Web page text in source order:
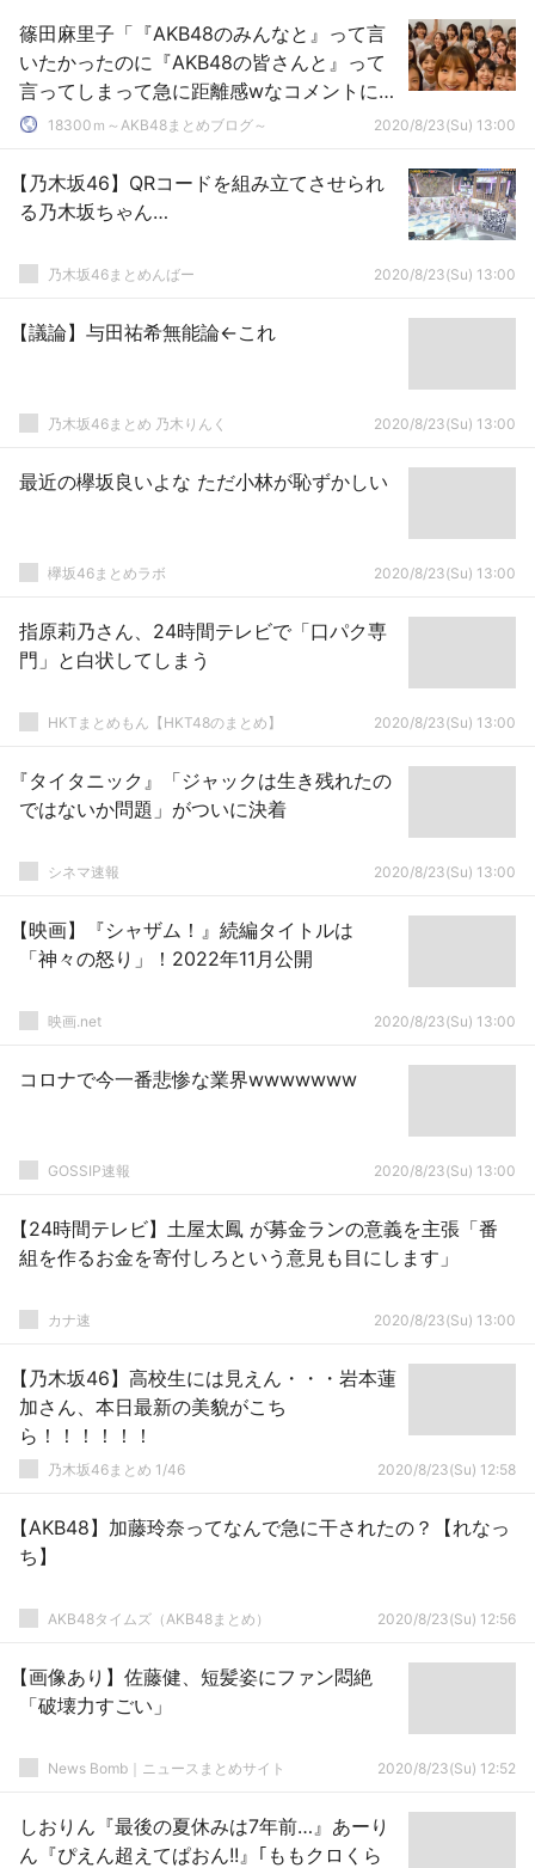
篠田麻里子「『AKB48のみんなと』って言
いたかったのに『AKB48の皆さんと』って
言ってしまって急に距離感wなコメントにな
ってたw」
18300ｍ～AKB48まとめブログ～ 2020/8/23(Su) 13:00
【乃木坂46】QRコードを組み立てさせられ
る乃木坂ちゃん…
乃木坂46まとめんばー 2020/8/23(Su) 13:00
【議論】与田祐希無能論←これ
乃木坂46まとめ 乃木りんく 2020/8/23(Su) 13:00
最近の欅坂良いよな ただ小林が恥ずかしい
欅坂46まとめラボ 2020/8/23(Su) 13:00
指原莉乃さん、24時間テレビで「口パク専
門」と白状してしまう
HKTまとめもん【HKT48のまとめ】 2020/8/23(Su) 13:00
『タイタニック』「ジャックは生き残れたの
ではないか問題」がついに決着
シネマ速報 2020/8/23(Su) 13:00
【映画】『シャザム！』続編タイトルは
「神々の怒り」！2022年11月公開
映画.net 2020/8/23(Su) 13:00
コロナで今一番悲惨な業界wwwwwww
GOSSIP速報 2020/8/23(Su) 13:00
【24時間テレビ】土屋太鳳 が募金ランの意義を主張「番
組を作るお金を寄付しろという意見も目にします」
カナ速 2020/8/23(Su) 13:00
【乃木坂46】高校生には見えん・・・岩本蓮
加さん、本日最新の美貌がこち
ら！！！！！！
乃木坂46まとめ 1/46 2020/8/23(Su) 12:58
【AKB48】加藤玲奈ってなんで急に干されたの？【れなっ
ち】
AKB48タイムズ（AKB48まとめ） 2020/8/23(Su) 12:56
【画像あり】佐藤健、短髪姿にファン悶絶
「破壊力すごい」
News Bomb｜ニュースまとめサイト 2020/8/23(Su) 12:52
しおりん『最後の夏休みは7年前…』あーり
ん『ぴえん超えてぱおん!!』｢ももクロくら